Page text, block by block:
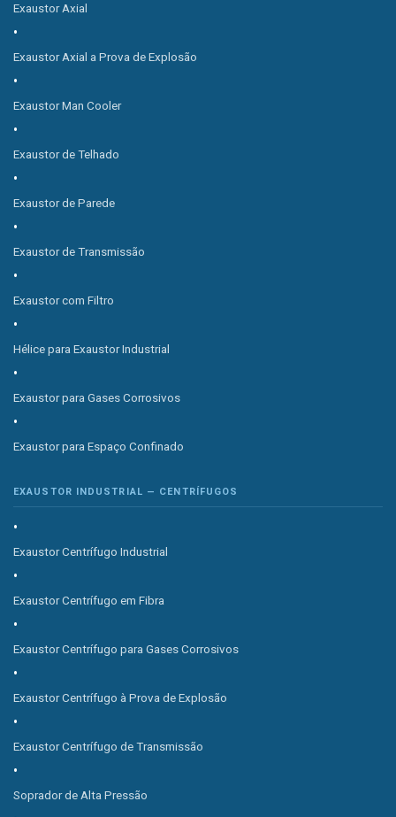
Exaustor Axial
Exaustor Axial a Prova de Explosão
Exaustor Man Cooler
Exaustor de Telhado
Exaustor de Parede
Exaustor de Transmissão
Exaustor com Filtro
Hélice para Exaustor Industrial
Exaustor para Gases Corrosivos
Exaustor para Espaço Confinado
EXAUSTOR INDUSTRIAL — CENTRÍFUGOS
Exaustor Centrífugo Industrial
Exaustor Centrífugo em Fibra
Exaustor Centrífugo para Gases Corrosivos
Exaustor Centrífugo à Prova de Explosão
Exaustor Centrífugo de Transmissão
Soprador de Alta Pressão